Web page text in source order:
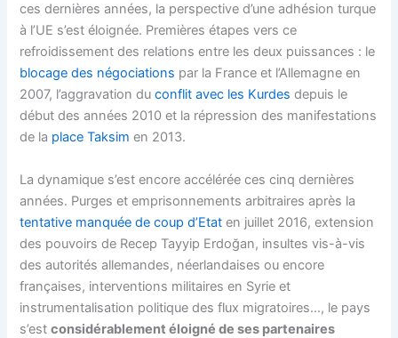
ces dernières années, la perspective d’une adhésion turque
à l’UE s’est éloignée. Premières étapes vers ce
refroidissement des relations entre les deux puissances : le
blocage des négociations par la France et l’Allemagne en
2007, l’aggravation duconflit avec les Kurdes depuis le
début des années 2010 et la répression des manifestations
de la place Taksim en 2013.
La dynamique s’est encore accélérée ces cinq dernières
années. Purges et emprisonnements arbitraires après la
tentative manquée de coup d’Etat en juillet 2016, extension
des pouvoirs de Recep Tayyip Erdoğan, insultes vis-à-vis
des autorités allemandes, néerlandaises ou encore
françaises, interventions militaires en Syrie et
instrumentalisation politique des flux migratoires…, le pays
s’estconsidérablement éloigné de ses partenaires